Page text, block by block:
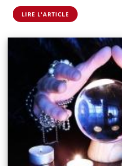
LIRE L'ARTICLE